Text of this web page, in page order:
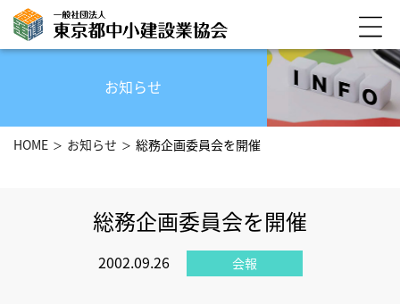
お知らせ
HOME お知らせ 総務企画委員会を開催
総務企画委員会を開催
2002.09.26 会報